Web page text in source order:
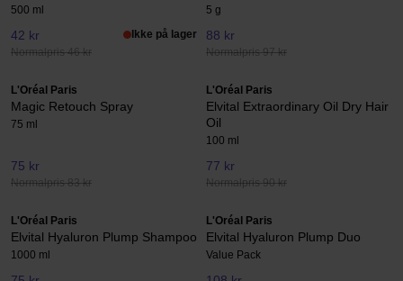
500 ml
42 kr
Normalpris 46 kr
Ikke på lager
5 g
88 kr
Normalpris 97 kr
L'Oréal Paris
Magic Retouch Spray
75 ml
75 kr
Normalpris 83 kr
L'Oréal Paris
Elvital Extraordinary Oil Dry Hair
Oil
100 ml
77 kr
Normalpris 90 kr
L'Oréal Paris
Elvital Hyaluron Plump Shampoo
1000 ml
L'Oréal Paris
Elvital Hyaluron Plump Duo
Value Pack